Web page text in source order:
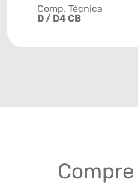
Comp. Técnica
D / D4 CB